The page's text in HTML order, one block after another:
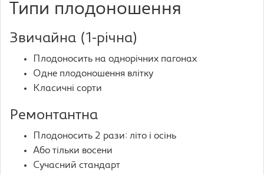
Типи плодоношення
Звичайна (1-річна)
Плодоносить на однорічних пагонах
Одне плодоношення влітку
Класичні сорти
Ремонтантна
Плодоносить 2 рази: літо і осінь
Або тільки восени
Сучасний стандарт